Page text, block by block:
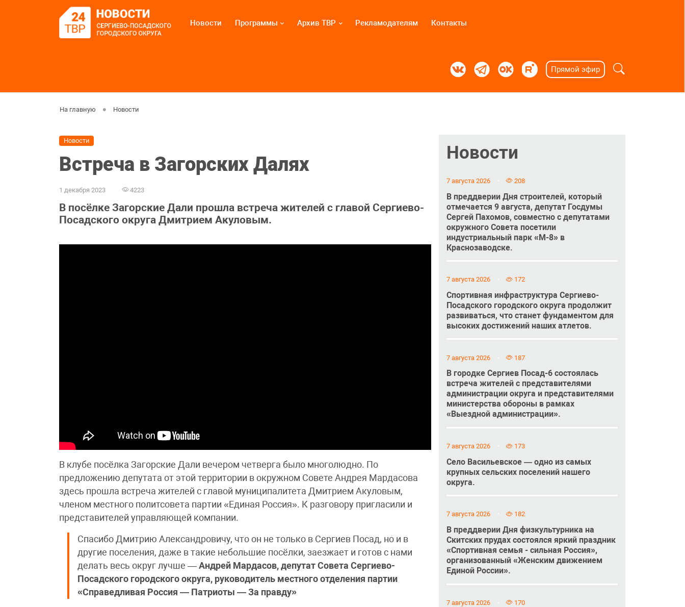
Новости Программы Архив ТВР Рекламодателям Контакты
Прямой эфир
На главную Новости
Новости
Встреча в Загорских Далях
1 декабря 2023 4223
В посёлке Загорские Дали прошла встреча жителей с главой Сергиево-
Посадского округа Дмитрием Акуловым.
В клубе посёлка Загорские Дали вечером четверга было многолюдно. По
предложению депутата от этой территории в окружном Совете Андрея Мардасова
здесь прошла встреча жителей с главой муниципалитета Дмитрием Акуловым,
членом местного политсовета партии «Единая Россия». К разговору пригласили и
представителей управляющей компании.
Спасибо Дмитрию Александровичу, что он не только в Сергиев Посад, но и в
другие поселения, даже в такие небольшие посёлки, заезжает и готов с нами
делать весь округ лучше —Андрей Мардасов, депутат Совета Сергиево-
Посадского городского округа, руководитель местного отделения партии
«Справедливая Россия — Патриоты — За правду»
Новости
7 августа 2026 208
В преддверии Дня строителей, который
отмечается 9 августа, депутат Госдумы
Сергей Пахомов, совместно с депутатами
окружного Совета посетили
индустриальный парк «М-8» в
Краснозаводске.
7 августа 2026 172
Спортивная инфраструктура Сергиево-
Посадского городского округа продолжит
развиваться, что станет фундаментом для
высоких достижений наших атлетов.
7 августа 2026 187
В городке Сергиев Посад-6 состоялась
встреча жителей с представителями
администрации округа и представителями
министерства обороны в рамках
«Выездной администрации».
7 августа 2026 173
Село Васильевское — одно из самых
крупных сельских поселений нашего
округа.
7 августа 2026 182
В преддверии Дня физкультурника на
Скитских прудах состоялся яркий праздник
«Спортивная семья - сильная Россия»,
организованный «Женским движением
Единой России».
7 августа 2026 170